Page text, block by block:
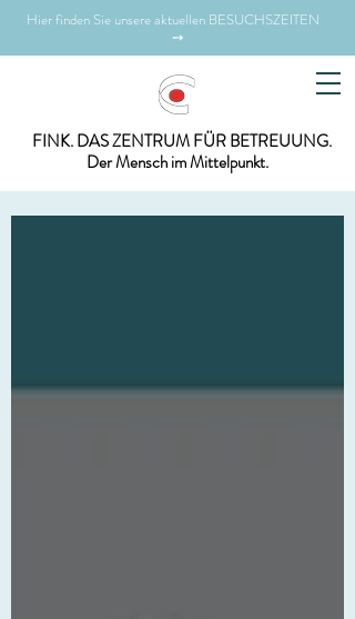
FINK. DAS ZENTRUM FÜR BETREUUNG.
Der Mensch im Mittelpunkt.
Hier finden Sie unsere aktuellen BESUCHSZEITEN
➙